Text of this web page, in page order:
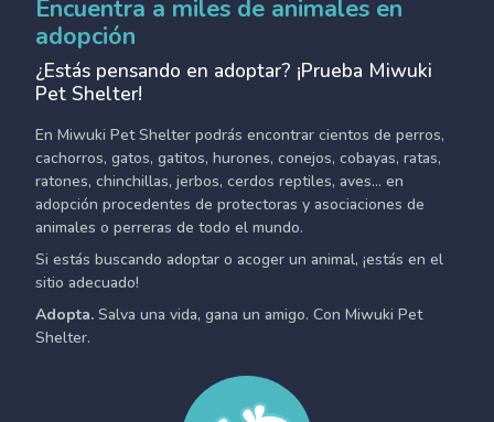
Encuentra a miles de animales en
adopción
¿Estás pensando en adoptar? ¡Prueba Miwuki
Pet Shelter!
En Miwuki Pet Shelter podrás encontrar cientos de perros,
cachorros, gatos, gatitos, hurones, conejos, cobayas, ratas,
ratones, chinchillas, jerbos, cerdos reptiles, aves... en
adopción procedentes de protectoras y asociaciones de
animales o perreras de todo el mundo.
Si estás buscando adoptar o acoger un animal, ¡estás en el
sitio adecuado!
Adopta. Salva una vida, gana un amigo. Con Miwuki Pet
Shelter.